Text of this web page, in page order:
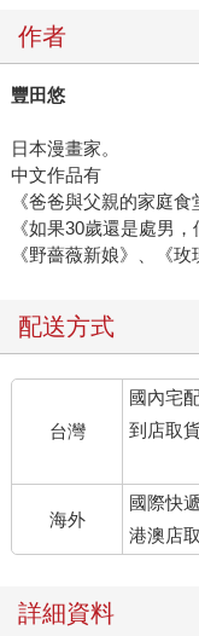
作者
豐田悠
日本漫畫家。
中文作品有
《爸爸與父親的家庭食
《如果30歲還是處男
《野薔薇新娘》、《玫
配送方式
台灣
國內宅
到店取
海外
國際快
港澳店
詳細資料